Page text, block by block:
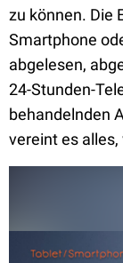
zu können. Die
Smartphone
abgelesen,
24-Stunden-
behandelnden
vereint es